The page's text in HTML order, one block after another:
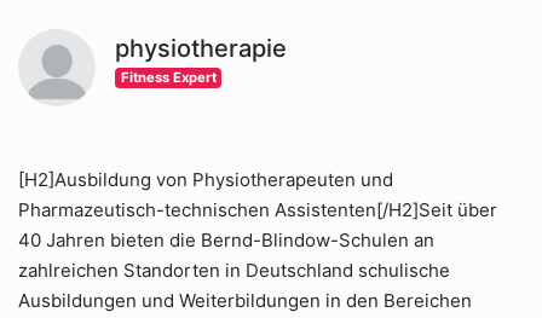
physiotherapie
Fitness Expert
[H2]Ausbildung von Physiotherapeuten und
Pharmazeutisch-technischen Assistenten[/H2]Seit über
40 Jahren bieten die Bernd-Blindow-Schulen an
zahlreichen Standorten in Deutschland schulische
Ausbildungen und Weiterbildungen in den Bereichen